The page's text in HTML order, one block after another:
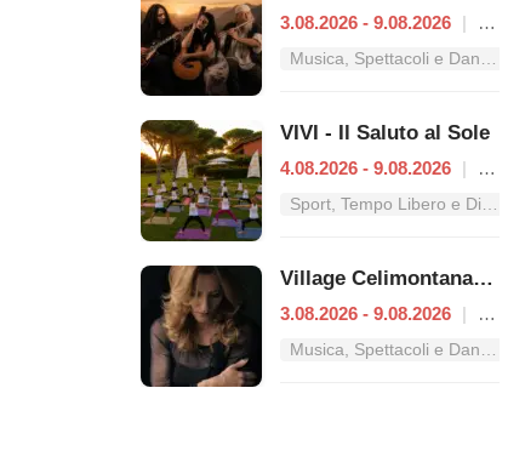
3.08.2026 - 9.08.2026 |
Musica, Spettacoli e Danza nel Lazio
VIVI - Il Saluto al Sole
4.08.2026 - 9.08.2026 |
Sport, Tempo Libero e Divertimento nel Lazio
Village Celimontana: gli appuntamenti dal 3 al 9 agosto
3.08.2026 - 9.08.2026 |
Musica, Spettacoli e Danza nel Lazio